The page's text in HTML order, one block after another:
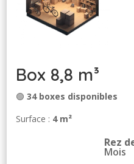
Box 8,8 m³
🟢34 boxes disponibles
Surface : 4 m²
Rez
Mois